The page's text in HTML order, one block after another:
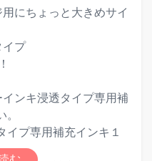
にちょっと大きめサイ
イプ
ンキ浸透タイプ専用補
イプ専用補充インキ１